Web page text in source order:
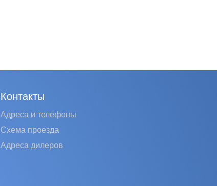
Контакты
Адреса и телефоны
Схема проезда
Адреса дилеров